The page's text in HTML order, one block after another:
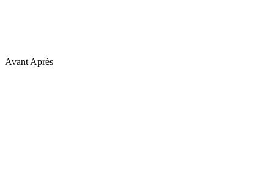
Avant Après